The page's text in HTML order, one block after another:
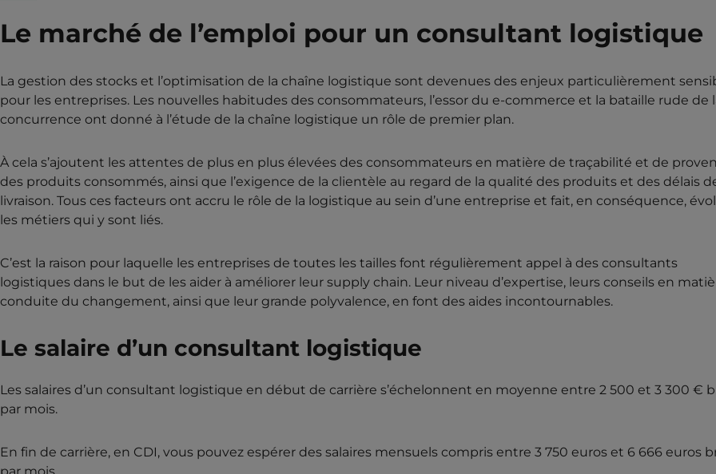
Le marché de l’emploi pour un consultant logistique
La gestion des stocks et l’optimisation de la chaîne logistique sont devenues des enjeux particulièrement
pour les entreprises. Les nouvelles habitudes des consommateurs, l’essor du e-commerce et la bataille rude de
concurrence ont donné à l’étude de la chaîne logistique un rôle de premier plan.
À cela s’ajoutent les attentes de plus en plus élevées des consommateurs en matière de traçabilité et de
des produits consommés, ainsi que l’exigence de la clientèle au regard de la qualité des produits et des délais
livraison. Tous ces facteurs ont accru le rôle de la logistique au sein d’une entreprise et fait, en conséquence,
les métiers qui y sont liés.
C’est la raison pour laquelle les entreprises de toutes les tailles font régulièrement appel à des consultants
logistiques dans le but de les aider à améliorer leur supply chain. Leur niveau d’expertise, leurs conseils en
conduite du changement, ainsi que leur grande polyvalence, en font des aides incontournables.
Le salaire d’un consultant logistique
Les salaires d’un consultant logistique en début de carrière s’échelonnent en moyenne entre 2 500 et 3 300 €
par mois.
En fin de carrière, en CDI, vous pouvez espérer des salaires mensuels compris entre 3 750 euros et 6 666 euros